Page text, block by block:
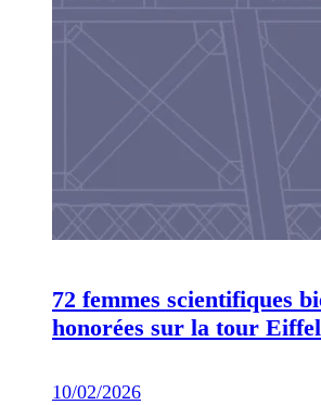
72 femmes scientifiques
honorées sur la tour Eiffel
10/02/2026